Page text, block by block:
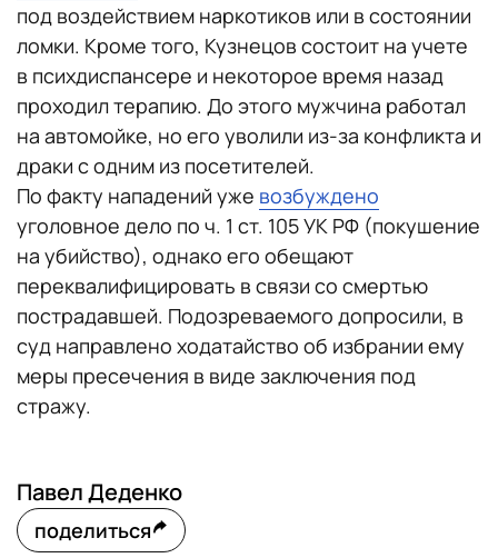
под воздействием наркотиков или в состоянии
ломки. Кроме того, Кузнецов состоит на учете
в психдиспансере и некоторое время назад
проходил терапию. До этого мужчина работал
на автомойке, но его уволили из-за конфликта и
драки с одним из посетителей.
По факту нападений уже возбуждено
уголовное дело по ч. 1 ст. 105 УК РФ (покушение
на убийство), однако его обещают
переквалифицировать в связи со смертью
пострадавшей. Подозреваемого допросили, в
суд направлено ходатайство об избрании ему
меры пресечения в виде заключения под
стражу.
Павел Деденко
поделиться